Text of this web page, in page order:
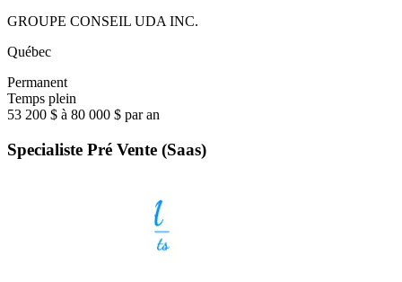
GROUPE CONSEIL UDA INC.
Québec
Permanent
Temps plein
53 200 $ à 80 000 $ par an
Specialiste Pré Vente (Saas)